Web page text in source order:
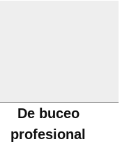
De buceo
profesional